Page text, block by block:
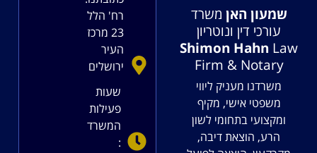
שמעון האן משרד
עורכי דין ונוטריון
Shimon Hahn Law
Firm & Notary
משרדנו מעניק ליווי
משפטי אישי, מקיף
ומקצועי בתחומי לשון
הרע, הוצאת דיבה,
רח' הלל
23 מרכז
העיר
ירושלים
שעות
פעילות
המשרד
: